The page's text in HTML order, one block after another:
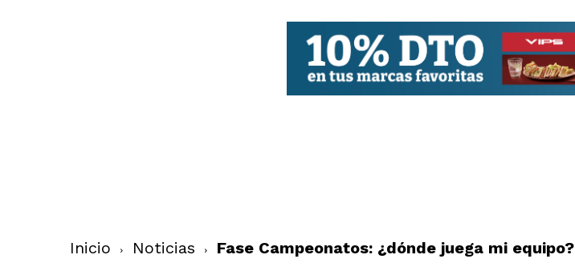
Inicio Noticias Fase Campeonatos: ¿dónde juega mi equipo?